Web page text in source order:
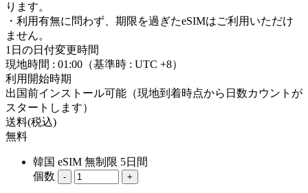
ります。
・利用有無に問わず、期限を過ぎたeSIMはご利用いただけ
ません。
1日の日付変更時間
現地時間 : 01:00（基準時 : UTC +8）
利用開始時期
出国前インストール可能（現地到着時点から日数カウントが
スタートします）
送料(税込)
無料
韓国 eSIM 無制限 5日間
個数
- +